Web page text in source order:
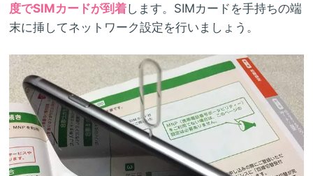
度でSIMカードが到着します。SIMカードを手持ちの端
末に挿してネットワーク設定を行いましょう。